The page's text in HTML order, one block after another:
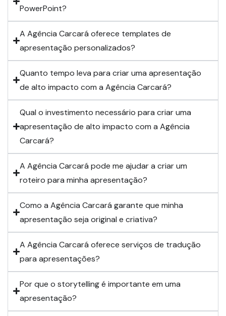
PowerPoint?
A Agência Carcará oferece templates de
apresentação personalizados?
Quanto tempo leva para criar uma apresentação
de alto impacto com a Agência Carcará?
Qual o investimento necessário para criar uma
apresentação de alto impacto com a Agência
Carcará?
A Agência Carcará pode me ajudar a criar um
roteiro para minha apresentação?
Como a Agência Carcará garante que minha
apresentação seja original e criativa?
A Agência Carcará oferece serviços de tradução
para apresentações?
Por que o storytelling é importante em uma
apresentação?